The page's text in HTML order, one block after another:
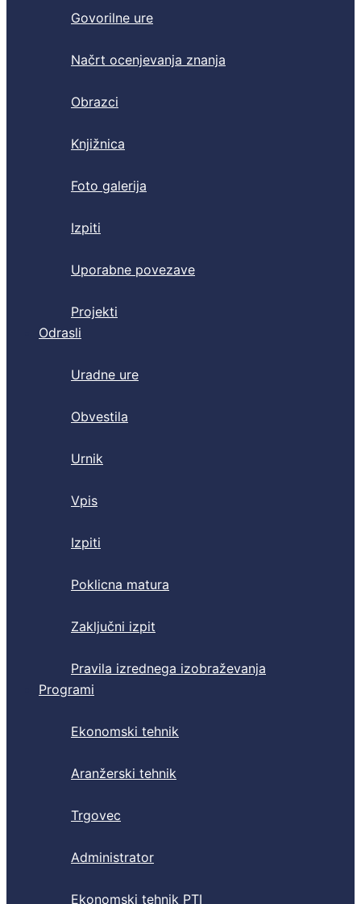
Govorilne ure
Načrt ocenjevanja znanja
Obrazci
Knjižnica
Foto galerija
Izpiti
Uporabne povezave
Projekti
Odrasli
Uradne ure
Obvestila
Urnik
Vpis
Izpiti
Poklicna matura
Zaključni izpit
Pravila izrednega izobraževanja
Programi
Ekonomski tehnik
Aranžerski tehnik
Trgovec
Administrator
Ekonomski tehnik PTI